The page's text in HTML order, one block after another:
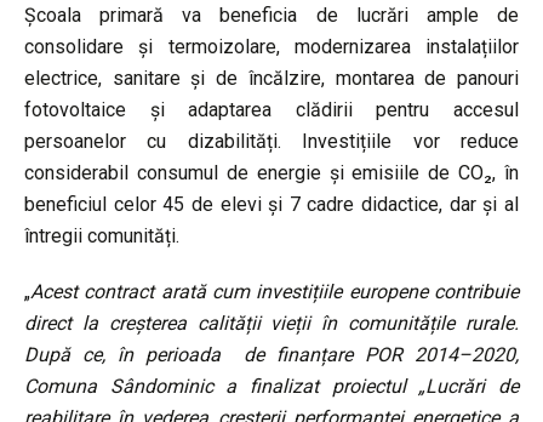
Școala primară va beneficia de lucrări ample de
consolidare și termoizolare, modernizarea instalațiilor
electrice, sanitare și de încălzire, montarea de panouri
fotovoltaice și adaptarea clădirii pentru accesul
persoanelor cu dizabilități. Investițiile vor reduce
considerabil consumul de energie și emisiile de CO₂, în
beneficiul celor 45 de elevi și 7 cadre didactice, dar și al
întregii comunități.
„Acest contract arată cum investițiile europene contribuie
direct la creșterea calității vieții în comunitățile rurale.
După ce, în perioada de finanțare POR 2014–2020,
Comuna Sândominic a finalizat proiectul „Lucrări de